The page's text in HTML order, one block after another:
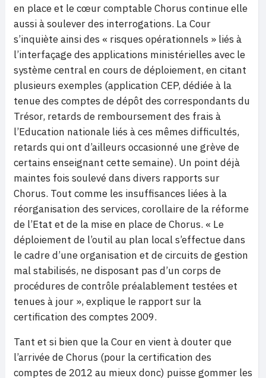
en place et le cœur comptable Chorus continue elle
aussi à soulever des interrogations. La Cour
s’inquiète ainsi des « risques opérationnels » liés à
l’interfaçage des applications ministérielles avec le
système central en cours de déploiement, en citant
plusieurs exemples (application CEP, dédiée à la
tenue des comptes de dépôt des correspondants du
Trésor, retards de remboursement des frais à
l’Education nationale liés à ces mêmes difficultés,
retards qui ont d’ailleurs occasionné une grève de
certains enseignant cette semaine). Un point déjà
maintes fois soulevé dans divers rapports sur
Chorus. Tout comme les insuffisances liées à la
réorganisation des services, corollaire de la réforme
de l’Etat et de la mise en place de Chorus. « Le
déploiement de l’outil au plan local s’effectue dans
le cadre d’une organisation et de circuits de gestion
mal stabilisés, ne disposant pas d’un corps de
procédures de contrôle préalablement testées et
tenues à jour », explique le rapport sur la
certification des comptes 2009.
Tant et si bien que la Cour en vient à douter que
l’arrivée de Chorus (pour la certification des
comptes de 2012 au mieux donc) puisse gommer les